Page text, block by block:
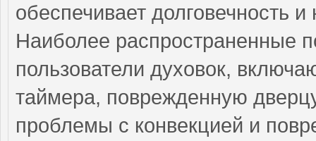
обеспечивает долговечность
Наиболее распространенные
пользователи духовок,
таймера, поврежденную
проблемы с конвекцией и